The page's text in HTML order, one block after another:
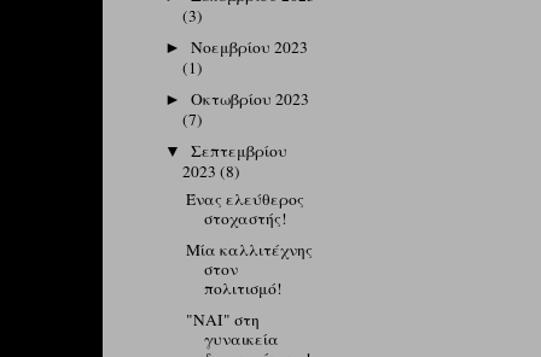
(3)
►Νοεμβρίου 2023
(1)
►Οκτωβρίου 2023
(7)
▼Σεπτεμβρίου
2023(8)
Ένας ελεύθερος
στοχαστής!
Μία καλλιτέχνης
στον
πολιτισμό!
"ΝΑΙ" στη
γυναικεία